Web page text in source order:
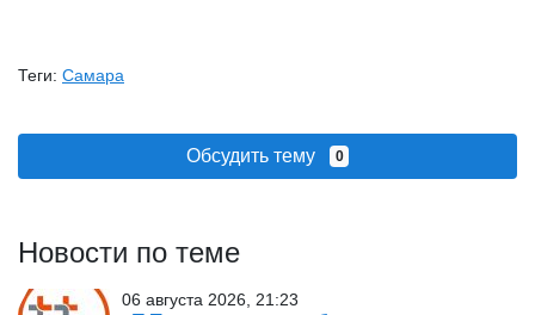
Теги: Самара
Обсудить тему 0
Новости по теме
06 августа 2026, 21:23